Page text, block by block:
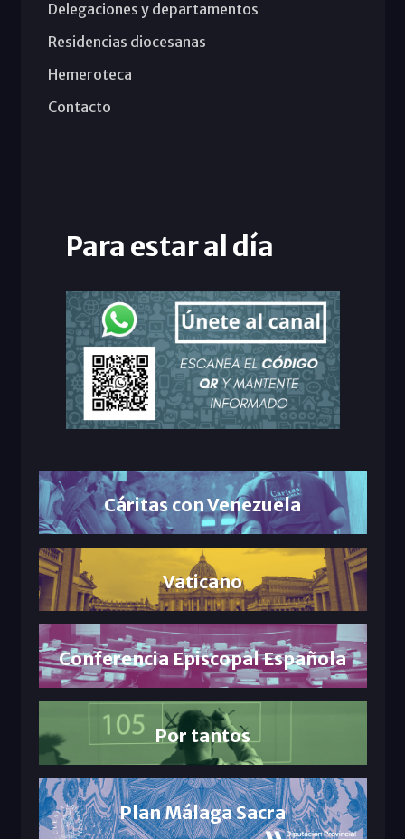
Delegaciones y departamentos
Residencias diocesanas
Hemeroteca
Contacto
Para estar al día
Cáritas con Venezuela
Vaticano
Conferencia Episcopal Española
Por tantos
Plan Málaga Sacra